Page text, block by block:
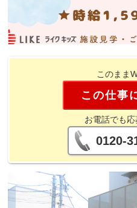
このまま
この仕事
お電話でも応
0120-